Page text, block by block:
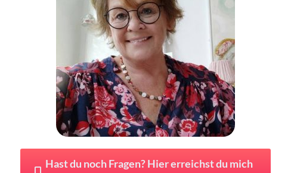
Hast du noch Fragen? Hier erreichst du mich